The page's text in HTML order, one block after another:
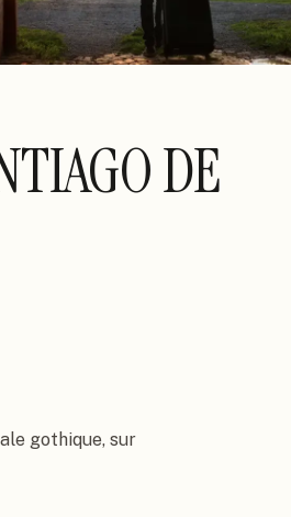
DE
gothique, sur